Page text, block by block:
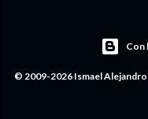
Con
© 2009-2026 Ismael